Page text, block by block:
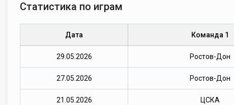
Статистика по играм
Дата Команда 1
29.05.2026 Ростов-Дон
27.05.2026 Ростов-Дон
21.05.2026 ЦСКА